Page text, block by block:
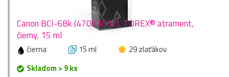
Canon BCI-6Bk (4705A002), TOREX® atrament,
čierny, 15 ml
čierna 15 ml
29 zlaťákov
Skladom > 9 ks